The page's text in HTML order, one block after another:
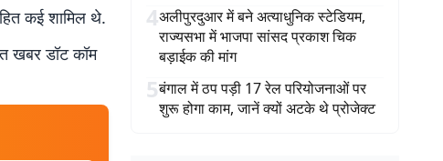
कई शामिल थे.
खबर डॉट कॉम
4अलीपुरदुआर में बने अत्याधुनिक स्टेडियम,
राज्यसभा में भाजपा सांसद प्रकाश चिक
बड़ाईक की मांग
5बंगाल में ठप पड़ी 17 रेल परियोजनाओं पर
शुरू होगा काम, जानें क्यों अटके थे प्रोजेक्ट